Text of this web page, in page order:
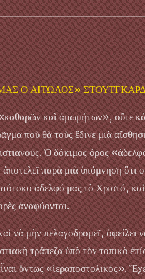
Ο ΑΙΤΩΛΟΣ»
καὶ ἀμωμήτων», οὔτε
ποὺ θὰ τοὺς ἔδινε μιὰ
Ὁ δόκιμος ὅρος
παρὰ μιὰ ὑπόμνηση ὅτι
ἀδελφό μας τὸ Χριστό, καὶ
ἀναφύονται.
νὰ μὴν πελαγοδρομεῖ, ὀφείλει
τράπεζα ὑπὸ τὸν τοπικὸ
ὄντως «ἱεραποστολικός».